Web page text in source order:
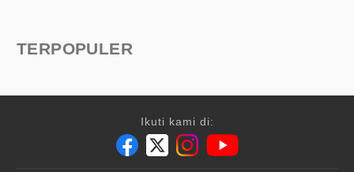
TERPOPULER
Ikuti kami di: